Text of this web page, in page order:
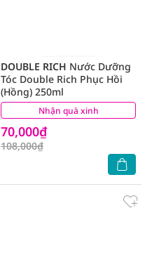
Nhận quà xinh
DOUBLE RICH Nước Dưỡng
Tóc Double Rich Phục Hồi
(Hồng) 250ml
70,000₫
108,000₫
(5)